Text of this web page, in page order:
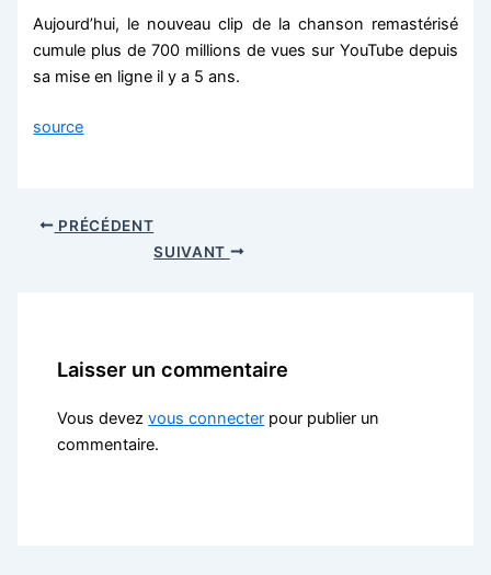
Aujourd’hui, le nouveau clip de la chanson remastérisé
cumule plus de 700 millions de vues sur YouTube depuis
sa mise en ligne il y a 5 ans.
source
PRÉCÉDENT
SUIVANT
Laisser un commentaire
Vous devezvous connecter pour publier un
commentaire.